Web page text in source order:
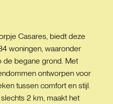
Casares, biedt deze
woningen, waaronder
de begane grond. Met
ontworpen voor
tussen comfort en stijl.
2 km, maakt het